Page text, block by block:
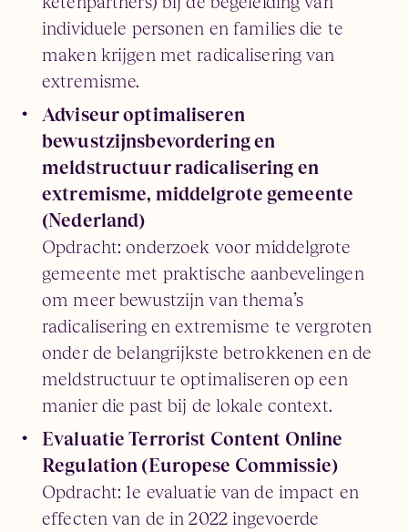
individuele personen en families die te
maken krijgen met radicalisering van
extremisme.
Adviseur optimaliseren
bewustzijnsbevordering en
meldstructuur radicalisering en
extremisme, middelgrote gemeente
(Nederland)
Opdracht: onderzoek voor middelgrote
gemeente met praktische aanbevelingen
om meer bewustzijn van thema’s
radicalisering en extremisme te vergroten
onder de belangrijkste betrokkenen en de
meldstructuur te optimaliseren op een
manier die past bij de lokale context.
Evaluatie Terrorist Content Online
Regulation (Europese Commissie)
Opdracht: 1e evaluatie van de impact en
effecten van de in 2022 ingevoerde